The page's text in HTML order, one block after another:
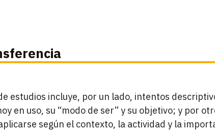
estudios incluye, por un lado, intentos
en uso, su “modo de ser” y su objetivo; y por
según el contexto, la actividad y la